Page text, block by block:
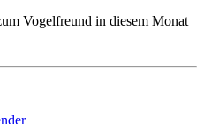
Vogelfreund in diesem Monat